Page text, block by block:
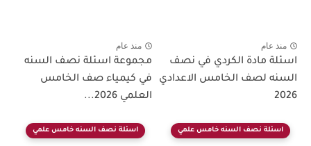
منذ عام
اسئلة مادة الكردي في نصف
السنه لصف الخامس الاعدادي
2026
منذ عام
مجموعة اسئلة نصف السنه
في كيمياء صف الخامس
العلمي 2026...
اسئلة نصف السنه خامس علمي اسئلة نصف السنه خامس علمي